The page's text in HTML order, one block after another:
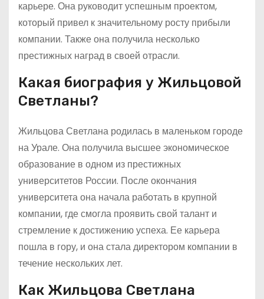
карьере. Она руководит успешным проектом,
который привел к значительному росту прибыли
компании. Также она получила несколько
престижных наград в своей отрасли.
Какая биография у Жильцовой
Светланы?
Жильцова Светлана родилась в маленьком городе
на Урале. Она получила высшее экономическое
образование в одном из престижных
университетов России. После окончания
университета она начала работать в крупной
компании, где смогла проявить свой талант и
стремление к достижению успеха. Ее карьера
пошла в гору, и она стала директором компании в
течение нескольких лет.
Как Жильцова Светлана